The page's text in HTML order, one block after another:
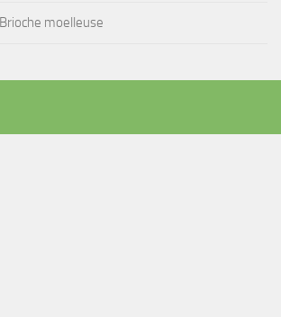
Brioche moelleuse